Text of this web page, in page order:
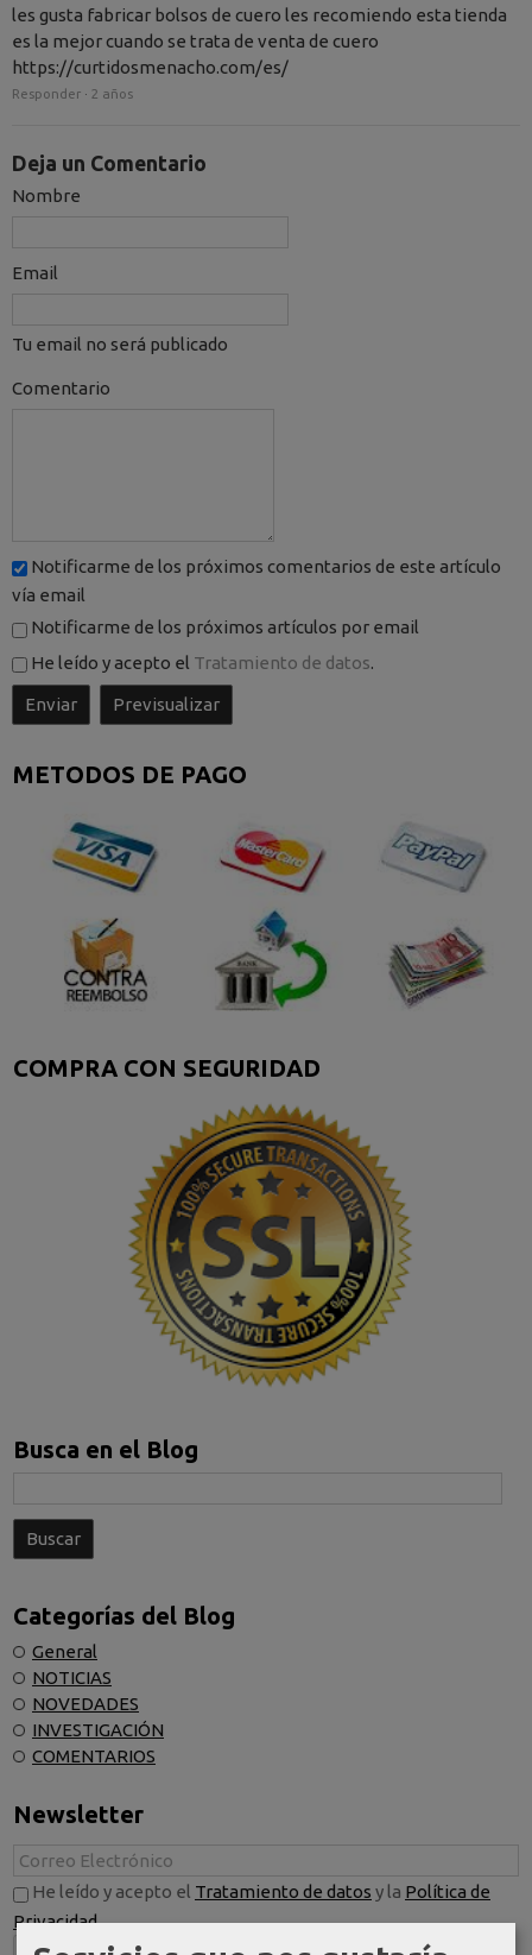
METODOS DE PAGO
COMPRA CON SEGURIDAD
Busca en el Blog
Categorías del Blog
General
NOTICIAS
NOVEDADES
INVESTIGACIÓN
COMENTARIOS
Newsletter
He leído y acepto el Tratamiento de datos y la Política de
Privacidad
les gusta fabricar bolsos de cuero les recomiendo esta tienda
es la mejor cuando se trata de venta de cuero
https://curtidosmenacho.com/es/
Responder · 2 años
Deja un Comentario
Nombre
Email
Tu email no será publicado
Comentario
Notificarme de los próximos comentarios de este artículo
vía email
Notificarme de los próximos artículos por email
He leído y acepto el Tratamiento de datos.